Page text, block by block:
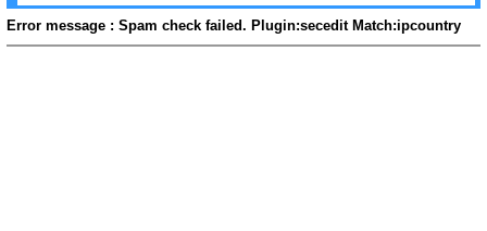
Error message : Spam check failed. Plugin:secedit Match:ipcountry